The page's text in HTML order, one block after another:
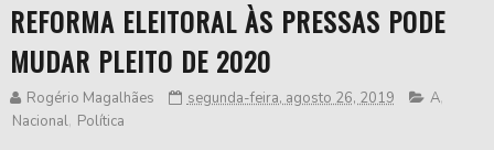
REFORMA ELEITORAL ÀS PRESSAS PODE
MUDAR PLEITO DE 2020
Rogério Magalhães segunda-feira, agosto 26, 2019 A,
Nacional, Política